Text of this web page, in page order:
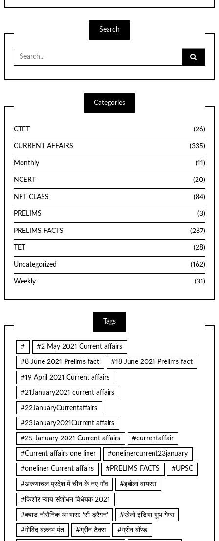
Search
Search
for:
Categories
CTET (26)
CURRENT AFFAIRS (335)
Monthly (11)
NCERT (20)
NET CLASS (84)
PRELIMS (3)
PRELIMS FACTS (287)
TET (28)
Uncategorized (162)
Weekly (31)
Tags
# #2 May 2021 Current affairs
#8 June 2021 Prelims fact #18 June 2021 Prelims fact
#19 April 2021 Current affairs
#21January2021 current affairs
#22JanuaryCurrentaffairs
#23January2021Current affairs
#25 January 2021 Current affairs #currentaffair
#Current affairs one liner #onelinercurrent23january
#oneliner Current affairs #PRELIMS FACTS #UPSC
#अरुणाचल प्रदेश में चीन के नए गाँव #इबोला वायरस
#किशोर न्याय संशोधन विधेयक 2021
#क्वाड नौसैनिक अभ्यास: ‘सी ड्रैगन’ #खेलो इंडिया यूथ गेम्स
#गोविंद बल्लभ पंत #ग्रीन टैक्स #ग्रीन बॉण्ड